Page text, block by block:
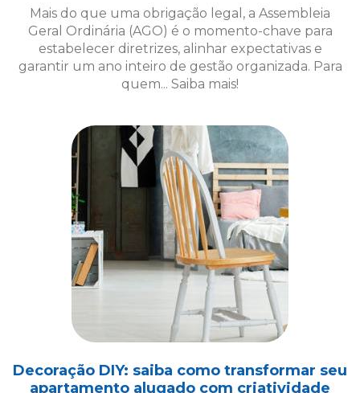
Decoração DIY: saiba como transformar seu
apartamento alugado com criatividade
Morar de aluguel não significa abrir mão de um
ambiente personalizado e acolhedor. Com soluções
criativas de decoração DIY, é possível transformar